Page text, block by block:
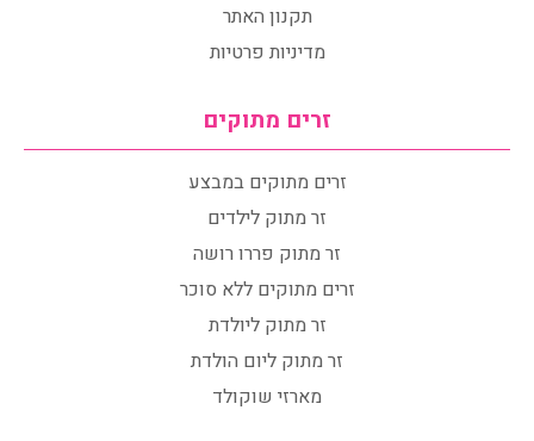
תקנון האתר
מדיניות פרטיות
זרים מתוקים
זרים מתוקים במבצע
זר מתוק לילדים
זר מתוק פררו רושה
זרים מתוקים ללא סוכר
זר מתוק ליולדת
זר מתוק ליום הולדת
מארזי שוקולד